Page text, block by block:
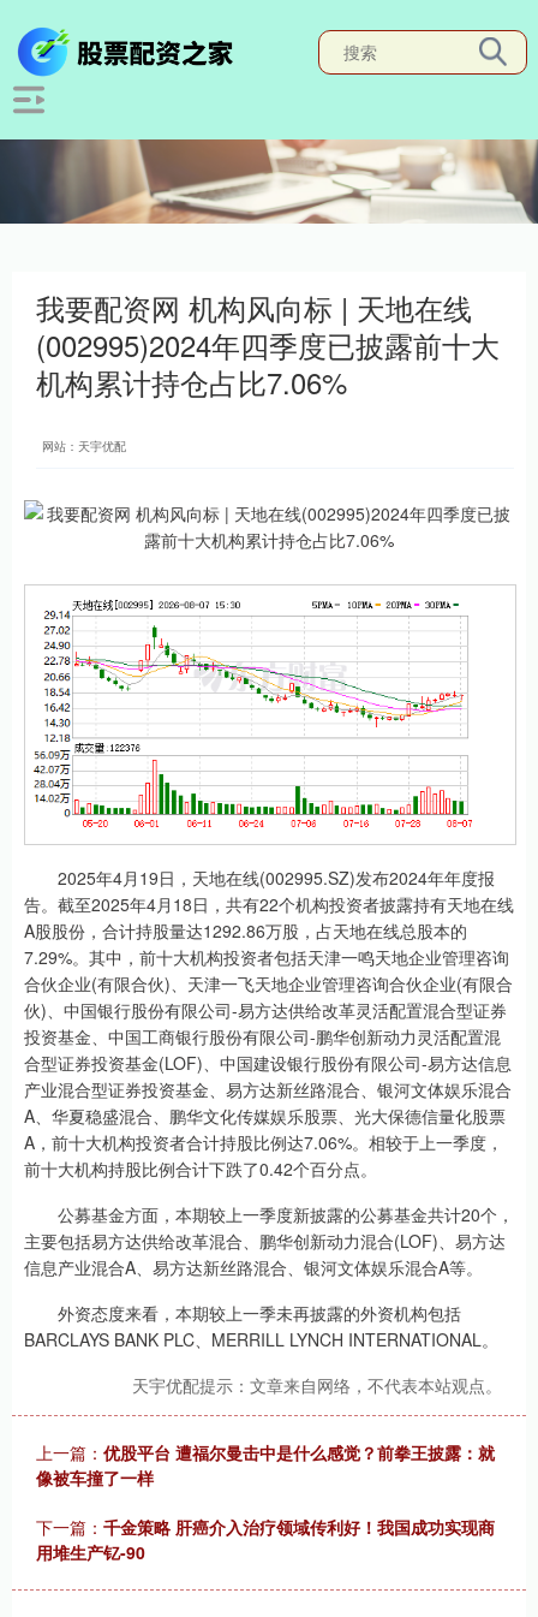
我要配资网 机构风向标 | 天地在线
(002995)2024年四季度已披露前十大
机构累计持仓占比7.06%
网站：天宇优配
2025年4月19日，天地在线(002995.SZ)发布2024年年度报
告。截至2025年4月18日，共有22个机构投资者披露持有天地在线
A股股份，合计持股量达1292.86万股，占天地在线总股本的
7.29%。其中，前十大机构投资者包括天津一鸣天地企业管理咨询
合伙企业(有限合伙)、天津一飞天地企业管理咨询合伙企业(有限合
伙)、中国银行股份有限公司-易方达供给改革灵活配置混合型证券
投资基金、中国工商银行股份有限公司-鹏华创新动力灵活配置混
合型证券投资基金(LOF)、中国建设银行股份有限公司-易方达信息
产业混合型证券投资基金、易方达新丝路混合、银河文体娱乐混合
A、华夏稳盛混合、鹏华文化传媒娱乐股票、光大保德信量化股票
A，前十大机构投资者合计持股比例达7.06%。相较于上一季度，
前十大机构持股比例合计下跌了0.42个百分点。
公募基金方面，本期较上一季度新披露的公募基金共计20个，
主要包括易方达供给改革混合、鹏华创新动力混合(LOF)、易方达
信息产业混合A、易方达新丝路混合、银河文体娱乐混合A等。
外资态度来看，本期较上一季未再披露的外资机构包括
BARCLAYS BANK PLC、MERRILL LYNCH INTERNATIONAL。
天宇优配提示：文章来自网络，不代表本站观点。
上一篇： 优股平台 遭福尔曼击中是什么感觉？前拳王披露：就
像被车撞了一样
下一篇： 千金策略 肝癌介入治疗领域传利好！我国成功实现商
用堆生产钇-90